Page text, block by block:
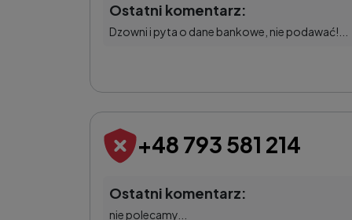
Ostatni komentarz:
Dzowni i pyta o dane bankowe, nie podawać!...
+48 793 581 214
Ostatni komentarz:
nie polecamy...